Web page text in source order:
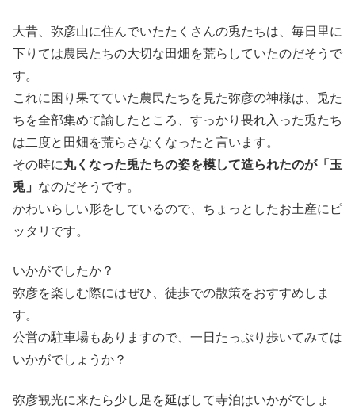
大昔、弥彦山に住んでいたたくさんの兎たちは、毎日里に
下りては農民たちの大切な田畑を荒らしていたのだそうで
す。
これに困り果てていた農民たちを見た弥彦の神様は、兎た
ちを全部集めて諭したところ、すっかり畏れ入った兎たち
は二度と田畑を荒らさなくなったと言います。
その時に丸くなった兎たちの姿を模して造られたのが「玉
兎」 なのだそうです。
かわいらしい形をしているので、ちょっとしたお土産にピ
ッタリです。
いかがでしたか？
弥彦を楽しむ際にはぜひ、徒歩での散策をおすすめしま
す。
公営の駐車場もありますので、一日たっぷり歩いてみては
いかがでしょうか？
弥彦観光に来たら少し足を延ばして寺泊はいかがでしょ